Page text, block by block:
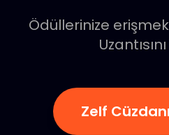
Ödüllerinize
Zelf